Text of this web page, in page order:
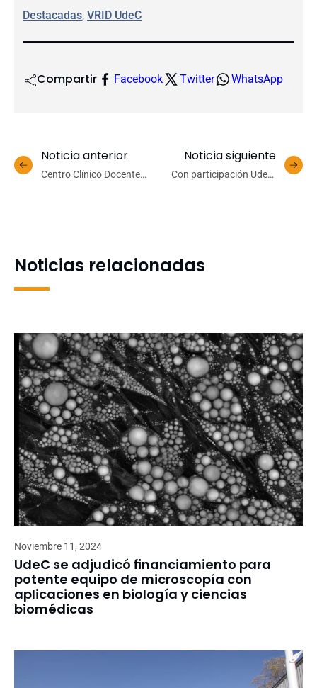
Destacadas, VRID UdeC
Compartir Facebook Twitter WhatsApp
Noticia anterior
Centro Clínico Docente
Noticia siguiente
Con participación UdeC:
Noticias relacionadas
Noviembre 11, 2024
UdeC se adjudicó financiamiento para
potente equipo de microscopía con
aplicaciones en biología y ciencias
biomédicas